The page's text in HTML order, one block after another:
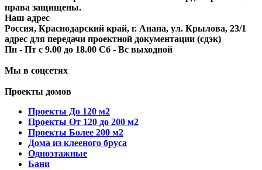
права защищены.
Наш адрес
Россия, Краснодарский край, г. Анапа, ул. Крылова, 23/1
адрес для передачи проектной документации (сдэк)
Пн - Пт с 9.00 до 18.00 Сб - Вс выходной
Мы в соцсетях
Проекты домов
Проекты До 120 м2
Проекты От 120 до 200 м2
Проекты Более 200 м2
Дома из клееного бруса
Одноэтажные
Бани